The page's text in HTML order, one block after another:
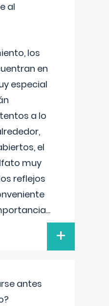
al
los
en
especial
a lo
el
muy
reflejos
...
+
antes